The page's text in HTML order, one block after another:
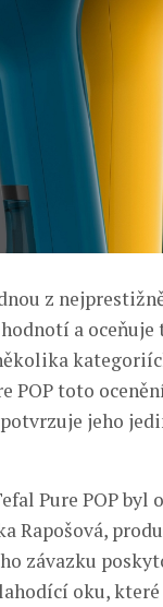
z
a
POP toto
jeho
Pure POP byl
Rapošová,
závazku
oku,